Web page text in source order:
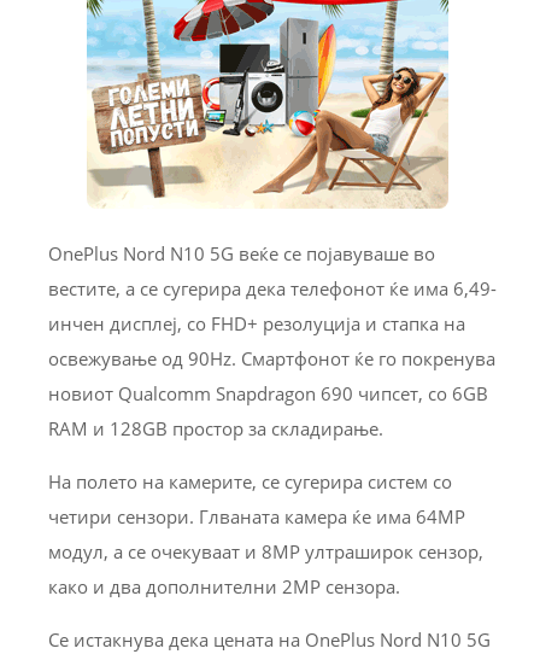
OnePlus Nord N10 5G веќе се појавуваше во
вестите, а се сугерира дека телефонот ќе има 6,49-
инчен дисплеј, со FHD+ резолуција и стапка на
освежување од 90Hz. Смартфонот ќе го покренува
новиот Qualcomm Snapdragon 690 чипсет, со 6GB
RAM и 128GB простор за складирање.
На полето на камерите, се сугерира систем со
четири сензори. Глваната камера ќе има 64MP
модул, а се очекуваат и 8MP ултраширок сензор,
како и два дополнителни 2MP сензора.
Се истакнува дека цената на OnePlus Nord N10 5G